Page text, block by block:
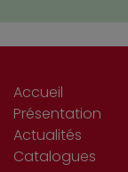
Accueil
Présentation
Actualités
Catalogues